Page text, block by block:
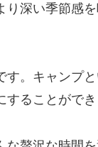
深い季節感
。キャンプ
ることができ